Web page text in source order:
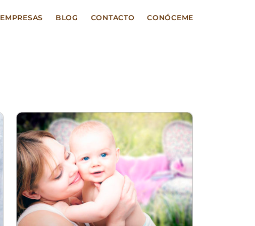
EMPRESAS BLOG CONTACTO CONÓCEME